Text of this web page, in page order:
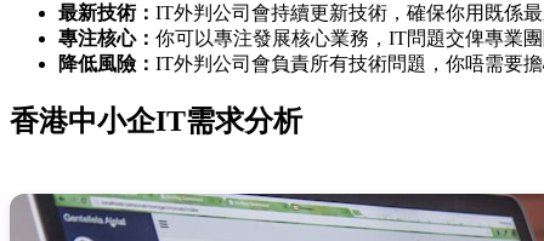
最新技術： IT外判公司會持續更新技術，確保你用既係
專注核心： 你可以專注發展核心業務，IT問題交俾專業
降低風險： IT外判公司會負責所有技術問題，你唔需要
香港中小企IT需求分析